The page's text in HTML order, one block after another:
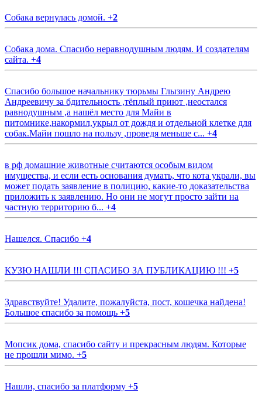
Собака вернулась домой. +2
Собака дома. Спасибо неравнодушным людям. И создателям
сайта. +4
Спасибо большое начальнику тюрьмы Глызину Андрею
Андреевичу за бдительность ,тёплый приют ,неостался
равнодушным ,а нашёл место для Майи в
питомнике,накормил,укрыл от дождя и отдельной клетке для
собак.Майи пошло на пользу ,проведя меньше с... +4
в рф домашние животные считаются особым видом
имущества, и если есть основания думать, что кота украли, вы
может подать заявление в полицию, какие-то доказательства
приложить к заявлению. Но они не могут просто зайти на
частную территорию б... +4
Нашелся. Спасибо +4
КУЗЮ НАШЛИ !!! СПАСИБО ЗА ПУБЛИКАЦИЮ !!! +5
Здравствуйте! Удалите, пожалуйста, пост, кошечка найдена!
Большое спасибо за помощь +5
Мопсик дома, спасибо сайту и прекрасным людям. Которые
не прошли мимо. +5
Нашли, спасибо за платформу +5